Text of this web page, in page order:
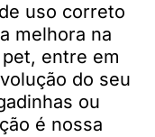
uso correto
melhora na
entre em
do seu
ou
é nossa